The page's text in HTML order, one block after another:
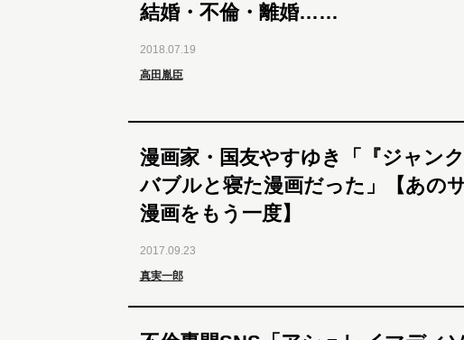
結婚・不倫・離婚……
2018.07.19
高田胤臣
漫画家・国友やすゆき「『ジャン
バブルと寝た漫画だった」【あの
漫画をもう一度】
2017.09.23
真実一郎